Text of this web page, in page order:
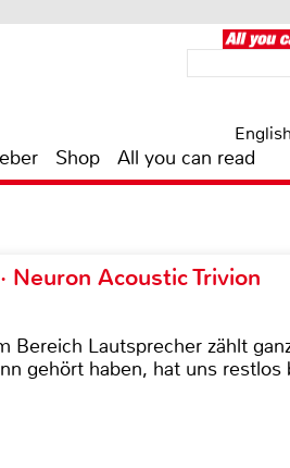
Shop All you can read
Neuron Acoustic Trivion
Lautsprecher zählt
gehört haben, hat uns restlos